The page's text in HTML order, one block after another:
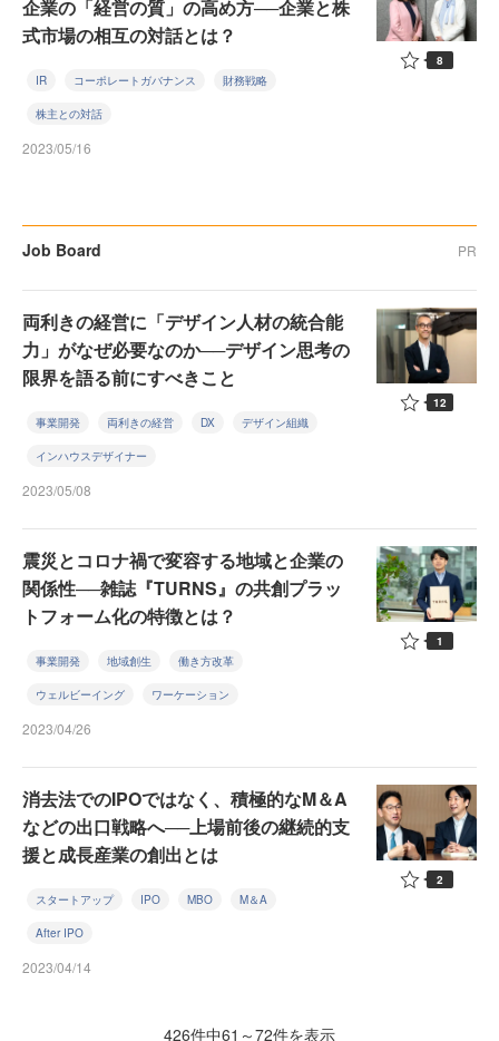
企業の「経営の質」の高め方──企業と株
式市場の相互の対話とは？
IR コーポレートガバナンス 財務戦略
株主との対話
2023/05/16
8
Job Board PR
両利きの経営に「デザイン人材の統合能
力」がなぜ必要なのか──デザイン思考の
限界を語る前にすべきこと
事業開発 両利きの経営 DX デザイン組織
インハウスデザイナー
2023/05/08
12
震災とコロナ禍で変容する地域と企業の
関係性──雑誌『TURNS』の共創プラッ
トフォーム化の特徴とは？
事業開発 地域創生 働き方改革
ウェルビーイング ワーケーション
2023/04/26
1
消去法でのIPOではなく、積極的なM＆A
などの出口戦略へ──上場前後の継続的支
援と成長産業の創出とは
スタートアップ IPO MBO M＆A
After IPO
2023/04/14
2
426件中61～72件を表示